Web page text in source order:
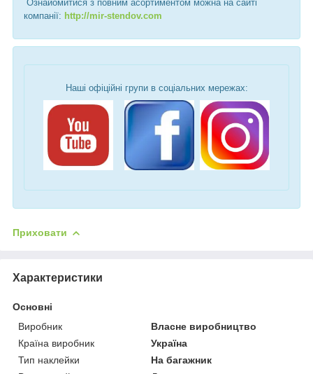
Ознайомитися з повним асортиментом можна на сайті
компанії: http://mir-stendov.com
Наші офіційні групи в соціальних мережах:
Приховати
Характеристики
Основні
Виробник
Власне виробництво
Країна виробник
Україна
Тип наклейки
На багажник